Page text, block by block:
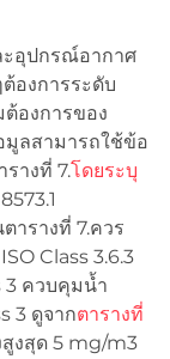
ะอุปกรณ์อากาศ
องการระดับ
องการของ
มูลสามารถใช้ข้อ
างที่ 7.โดยระบุ
ารางที่ 7.ควร
Class 3.6.3
3 ควบคุมน้ำ
3 ดูจากตารางที่
สูงสุด 5 mg/m3